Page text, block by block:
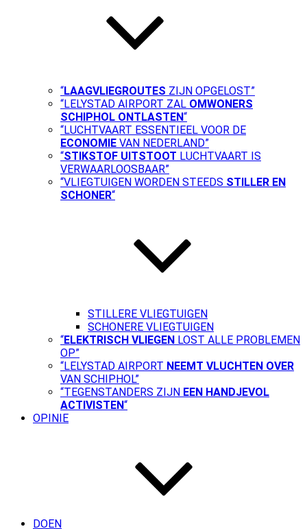
“LAAGVLIEGROUTES ZIJN OPGELOST”
“LELYSTAD AIRPORT ZAL OMWONERS
SCHIPHOL ONTLASTEN“
“LUCHTVAART ESSENTIEEL VOOR DE
ECONOMIE VAN NEDERLAND”
“STIKSTOF UITSTOOT LUCHTVAART IS
VERWAARLOOSBAAR”
“VLIEGTUIGEN WORDEN STEEDS STILLER EN
SCHONER“
STILLERE VLIEGTUIGEN
SCHONERE VLIEGTUIGEN
“ELEKTRISCH VLIEGEN LOST ALLE PROBLEMEN
OP”
“LELYSTAD AIRPORT NEEMT VLUCHTEN OVER
VAN SCHIPHOL”
“TEGENSTANDERS ZIJN EEN HANDJEVOL
ACTIVISTEN“
OPINIE
DOEN